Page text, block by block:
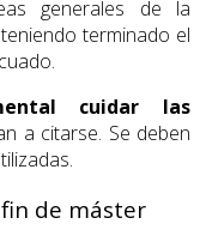
generales de la
terminado el
cuidar las
a citarse. Se deben
de máster